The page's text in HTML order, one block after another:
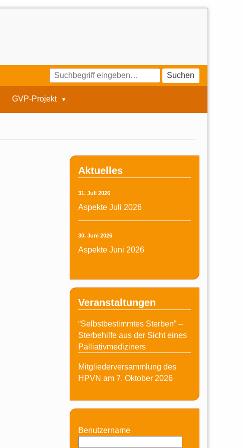
Suchen
GVP-Projekt
Aktuelles
31. Juli 2026
Aspekte Juli 2026
30. Juni 2026
Aspekte Juni 2026
Veranstaltungen
“Selbstbestimmtes Sterben” –
Sterbehilfe aus der Sicht eines
Palliativmediziners
Mitgliederversammlung des
HPVN am 7. Oktober 2026
Benutzername